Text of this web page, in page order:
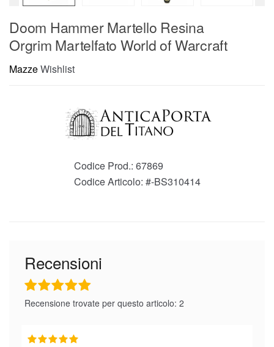
Doom Hammer Martello Resina
Orgrim Martelfato World of Warcraft
MazzeWishlist
Codice Prod.: 67869
Codice Articolo: #-BS310414
Recensioni
Recensione trovate per questo articolo: 2